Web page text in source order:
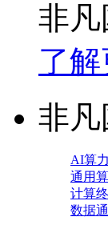
非
了解
非
AI算
通用
计算
数据